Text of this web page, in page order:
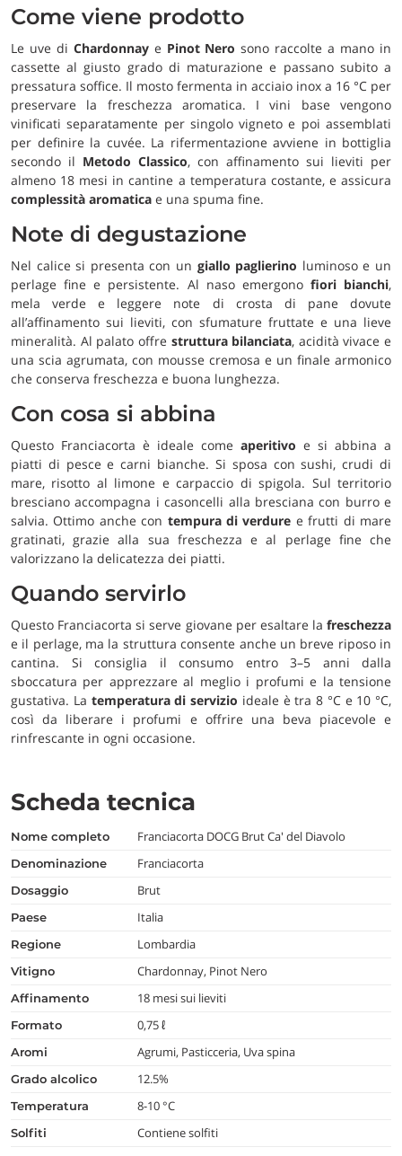
Come viene prodotto
Le uve di Chardonnaye Pinot Nero sono raccolte a mano in
cassette al giusto grado di maturazione e passano subito a
pressatura soffice. Il mosto fermenta in acciaio inox a 16 °C per
preservare la freschezza aromatica. I vini base vengono
vinificati separatamente per singolo vigneto e poi assemblati
per definire la cuvée. La rifermentazione avviene in bottiglia
secondo il Metodo Classico, con affinamento sui lieviti per
almeno 18 mesi in cantine a temperatura costante, e assicura
complessità aromatica e una spuma fine.
Note di degustazione
Nel calice si presenta con un giallo paglierino luminoso e un
perlage fine e persistente. Al naso emergono fiori bianchi,
mela verde e leggere note di crosta di pane dovute
all’affinamento sui lieviti, con sfumature fruttate e una lieve
mineralità. Al palato offre struttura bilanciata, acidità vivace e
una scia agrumata, con mousse cremosa e un finale armonico
che conserva freschezza e buona lunghezza.
Con cosa si abbina
Questo Franciacorta è ideale come aperitivo e si abbina a
piatti di pesce e carni bianche. Si sposa con sushi, crudi di
mare, risotto al limone e carpaccio di spigola. Sul territorio
bresciano accompagna i casoncelli alla bresciana con burro e
salvia. Ottimo anche con tempura di verdure e frutti di mare
gratinati, grazie alla sua freschezza e al perlage fine che
valorizzano la delicatezza dei piatti.
Quando servirlo
Questo Franciacorta si serve giovane per esaltare la freschezza
e il perlage, ma la struttura consente anche un breve riposo in
cantina. Si consiglia il consumo entro 3–5 anni dalla
sboccatura per apprezzare al meglio i profumi e la tensione
gustativa. La temperatura di servizio ideale è tra 8 °C e 10 °C,
così da liberare i profumi e offrire una beva piacevole e
rinfrescante in ogni occasione.
Scheda tecnica
nome completo Franciacorta DOCG Brut Ca' del Diavolo
denominazione Franciacorta
dosaggio Brut
paese Italia
regione Lombardia
vitigno Chardonnay, Pinot Nero
affinamento 18 mesi sui lieviti
formato 0,75 ℓ
aromi Agrumi, Pasticceria, Uva spina
grado alcolico 12.5%
temperatura 8-10 °C
Solfiti Contiene solfiti